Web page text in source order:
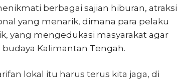
berbagai sajian hiburan, atraksi
yang menarik, dimana para pelaku
yang mengedukasi masyarakat agar
Kalimantan Tengah.
lokal itu harus terus kita jaga, di